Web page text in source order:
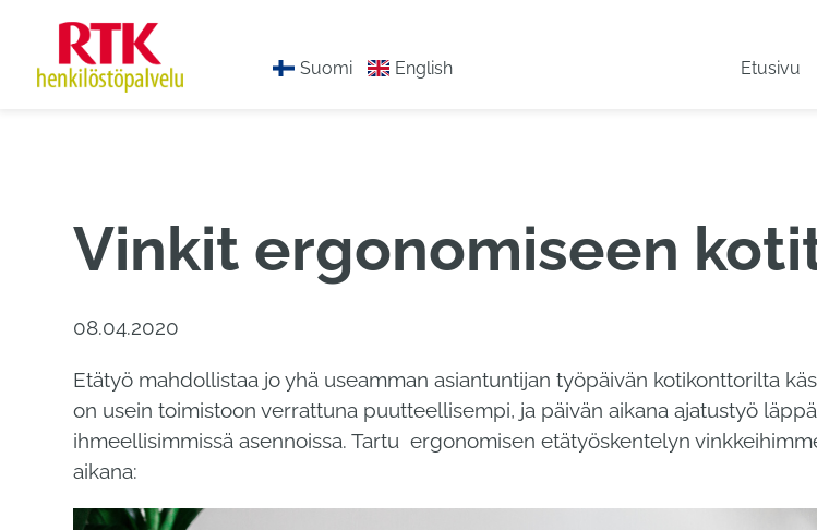
sisältöön
Suomi
English Etusivu
Vinkit ergonomiseen
08.04.2020
Etätyö mahdollistaa jo yhä useamman asiantuntijan työpäivän kotikonttorilta
on usein toimistoon verrattuna puutteellisempi, ja päivän aikana ajatustyö
ihmeellisimmissä asennoissa. Tartu ergonomisen etätyöskentelyn
aikana: